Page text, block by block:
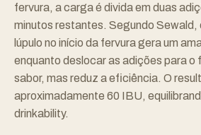
fervura, a carga é divida em duas
minutos restantes. Segundo Sewald,
lúpulo no início da fervura gera um
enquanto deslocar as adições para o
sabor, mas reduz a eficiência. O
aproximadamente 60 IBU,
drinkability.